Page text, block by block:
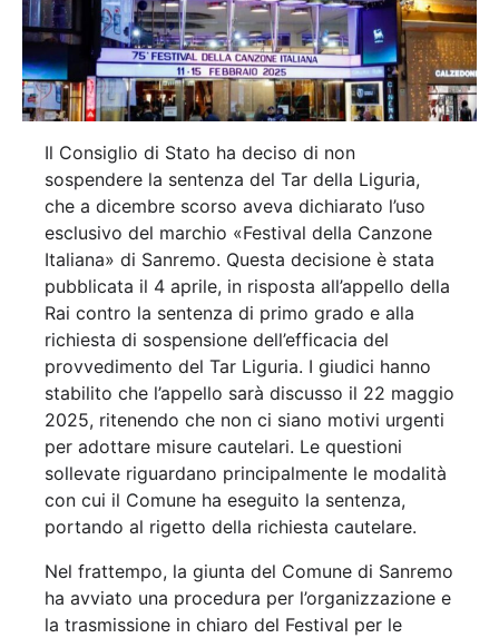
Il Consiglio di Stato ha deciso di non
sospendere la sentenza del Tar della Liguria,
che a dicembre scorso aveva dichiarato l’uso
esclusivo del marchio «Festival della Canzone
Italiana» di Sanremo. Questa decisione è stata
pubblicata il 4 aprile, in risposta all’appello della
Rai contro la sentenza di primo grado e alla
richiesta di sospensione dell’efficacia del
provvedimento del Tar Liguria. I giudici hanno
stabilito che l’appello sarà discusso il 22 maggio
2025, ritenendo che non ci siano motivi urgenti
per adottare misure cautelari. Le questioni
sollevate riguardano principalmente le modalità
con cui il Comune ha eseguito la sentenza,
portando al rigetto della richiesta cautelare.
Nel frattempo, la giunta del Comune di Sanremo
ha avviato una procedura per l’organizzazione e
la trasmissione in chiaro del Festival per le